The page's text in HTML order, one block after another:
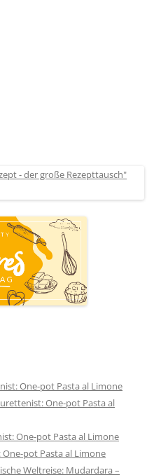
One-pot Pasta al Limone
One-pot Pasta al
One-pot Pasta al Limone
pot Pasta al Limone
Weltreise: Mudardara –